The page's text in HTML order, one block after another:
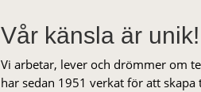
Vår känsla är unik!
Vi arbetar, lever och drömmer om
har sedan 1951 verkat för att